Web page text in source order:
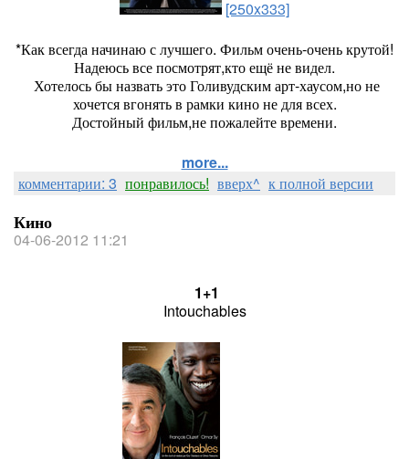
[250x333]
*Как всегда начинаю с лучшего. Фильм очень-очень крутой!
Надеюсь все посмотрят,кто ещё не видел.
Хотелось бы назвать это Голивудским арт-хаусом,но не
хочется вгонять в рамки кино не для всех.
Достойный фильм,не пожалейте времени.
more...
комментарии: 3 понравилось! вверх^ к полной версии
Кино
04-06-2012 11:21
1+1
Intouchables